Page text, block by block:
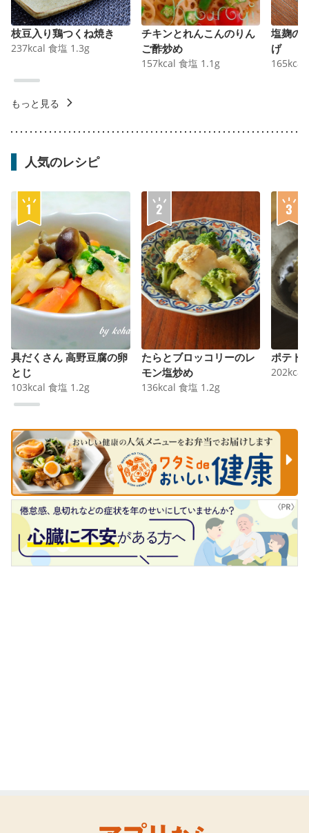
枝豆入り鶏つくね焼き
237kcal 食塩 1.3g
チキンとれんこんのりん
ご酢炒め
157kcal 食塩 1.1 g
塩麹の
げ
165kcal
もっと見る
人気のレシピ
具だくさん 高野豆腐の卵
とじ
103kcal 食塩 1.2g
たらとブロッコリーのレ
モン塩炒め
136kcal 食塩 1.2g
ポテト
202kcal